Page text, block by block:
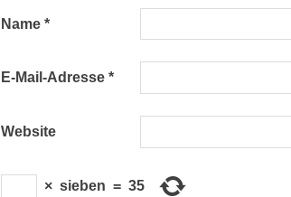
Name *
E-Mail-Adresse *
Website
× sieben = 35